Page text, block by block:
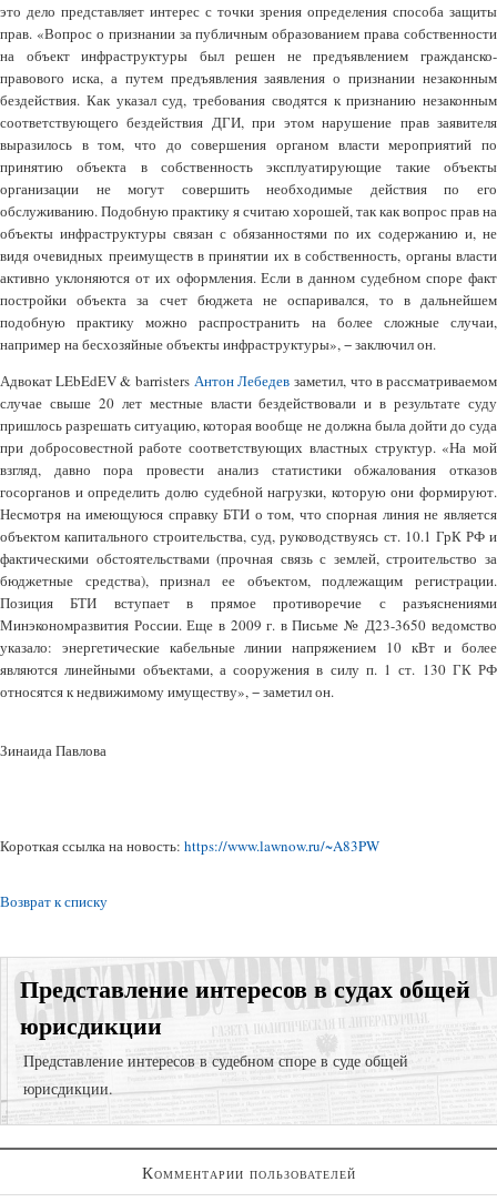
это дело представляет интерес с точки зрения определения способа защиты
прав. «Вопрос о признании за публичным образованием права собственности
на объект инфраструктуры был решен не предъявлением гражданско-
правового иска, а путем предъявления заявления о признании незаконным
бездействия. Как указал суд, требования сводятся к признанию незаконным
соответствующего бездействия ДГИ, при этом нарушение прав заявителя
выразилось в том, что до совершения органом власти мероприятий по
принятию объекта в собственность эксплуатирующие такие объекты
организации не могут совершить необходимые действия по его
обслуживанию. Подобную практику я считаю хорошей, так как вопрос прав на
объекты инфраструктуры связан с обязанностями по их содержанию и, не
видя очевидных преимуществ в принятии их в собственность, органы власти
активно уклоняются от их оформления. Если в данном судебном споре факт
постройки объекта за счет бюджета не оспаривался, то в дальнейшем
подобную практику можно распространить на более сложные случаи,
например на бесхозяйные объекты инфраструктуры», − заключил он.
Адвокат LEbEdEV & barristers Антон Лебедев заметил, что в рассматриваемом
случае свыше 20 лет местные власти бездействовали и в результате суду
пришлось разрешать ситуацию, которая вообще не должна была дойти до суда
при добросовестной работе соответствующих властных структур. «На мой
взгляд, давно пора провести анализ статистики обжалования отказов
госорганов и определить долю судебной нагрузки, которую они формируют.
Несмотря на имеющуюся справку БТИ о том, что спорная линия не является
объектом капитального строительства, суд, руководствуясь ст. 10.1 ГрК РФ и
фактическими обстоятельствами (прочная связь с землей, строительство за
бюджетные средства), признал ее объектом, подлежащим регистрации.
Позиция БТИ вступает в прямое противоречие с разъяснениями
Минэкономразвития России. Еще в 2009 г. в Письме № Д23-3650 ведомство
указало: энергетические кабельные линии напряжением 10 кВт и более
являются линейными объектами, а сооружения в силу п. 1 ст. 130 ГК РФ
относятся к недвижимому имуществу», − заметил он.
Зинаида Павлова
Короткая ссылка на новость: https://www.lawnow.ru/~A83PW
Возврат к списку
Представление интересов в судах общей
юрисдикции
Представление интересов в судебном споре в суде общей
юрисдикции.
Суд с компанией-застройщиком;
Возврат долгов через взыскание задолженности;
Комментарии пользователей